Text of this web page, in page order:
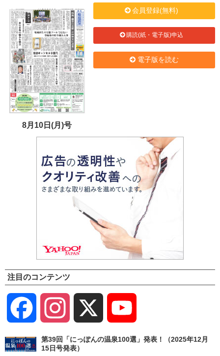
8月10日(月)号
会員登録(無料)
購読(紙・電子版)申込
電子版を読む
注目のコンテンツ
Facebook Instagram
Channel
第39回「にっぽんの温泉100選」発表！（2025年12月
15日号発表）